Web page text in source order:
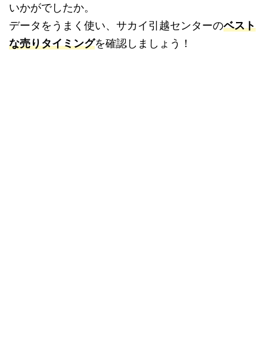
いかがでしたか。
データをうまく使い、サカイ引越センターのベスト
な売りタイミングを確認しましょう！